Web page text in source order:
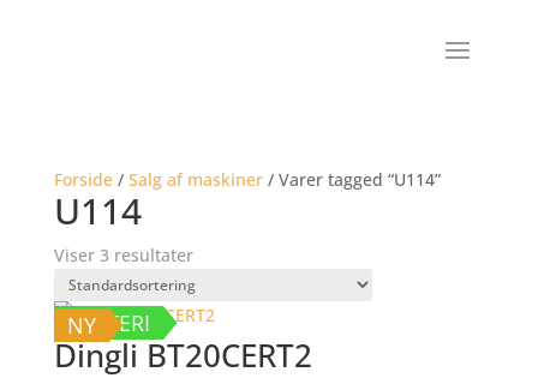
Forside/ Salg af maskiner/ Varer tagged “U114”
U114
Viser 3 resultater
BATTERI
NY
Dingli BT20CERT2